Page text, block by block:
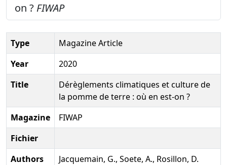
on ? FIWAP
Type
Magazine Article
Year
2020
Title
Dérèglements climatiques et culture de
la pomme de terre : où en est-on ?
Magazine
FIWAP
Fichier
Authors
Jacquemain, G., Soete, A., Rosillon, D.